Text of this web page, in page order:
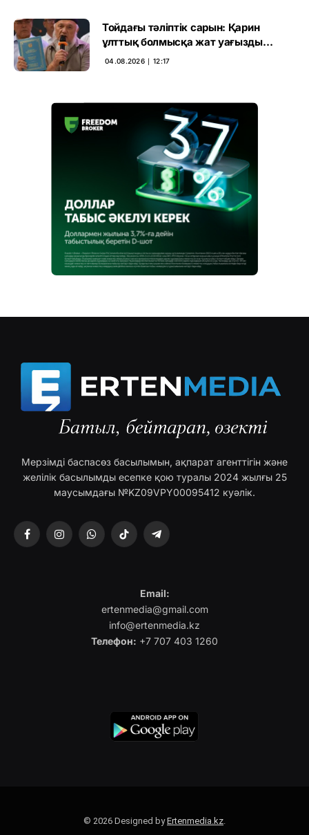
Тойдағы тәліптік сарын: Қарин
ұлттық болмысқа жат уағызды
сынға алды
04.08.2026 ∣ 12:17
Мерзімді баспасөз басылымын, ақпарат агенттігін және
желілік басылымды есепке қою туралы 2024 жылғы 25
маусымдағы №KZ09VPY00095412 куәлік.
FacebookInstagramWhatsAppTikTok Telegram
Email:
ertenmedia@gmail.com
info@ertenmedia.kz
Телефон: +7 707 403 1260
© 2026 Designed byErtenmedia.kz